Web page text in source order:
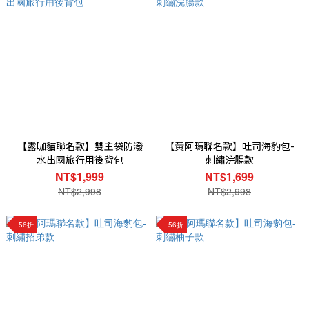
【露咖貓聯名款】雙主袋防潑
水出國旅行用後背包
NT$1,999
NT$2,998
【黃阿瑪聯名款】吐司海豹包-
刺繡浣腸款
NT$1,699
NT$2,998
56折 56折